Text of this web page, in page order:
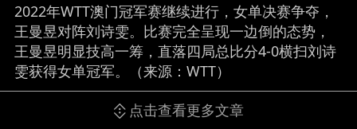
2022年WTT澳门冠军赛继续进行，女单决赛争夺，
王曼昱对阵刘诗雯。比赛完全呈现一边倒的态势，
王曼昱明显技高一筹，直落四局总比分4-0横扫刘诗
雯获得女单冠军。（来源：WTT）
点击查看更多文章